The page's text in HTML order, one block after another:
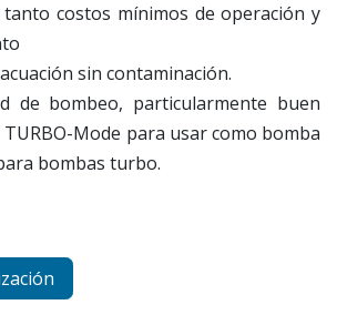
costos mínimos de operación y
sin contaminación.
de bombeo, particularmente buen
Mode para usar como bomba
bombas turbo.